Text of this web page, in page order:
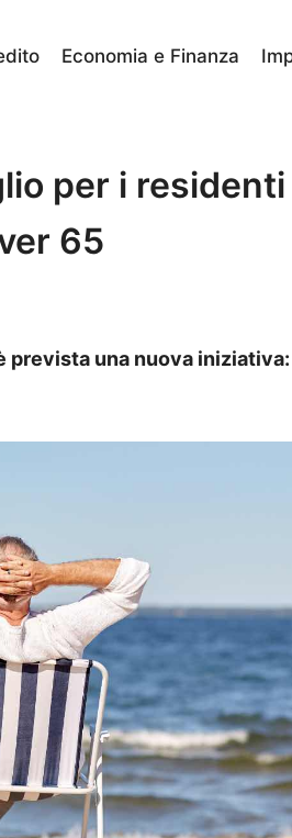
Economia e Finanza
per i
65
prevista una nuova iniziativa: